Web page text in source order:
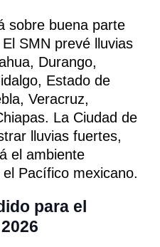
sobre buena parte
SMN prevé lluvias
Durango,
Estado de
Veracruz,
La Ciudad de
lluvias fuertes,
el ambiente
Pacífico mexicano.
para el